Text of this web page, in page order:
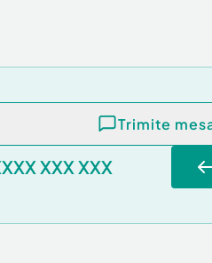
Trimite
XXX XXX